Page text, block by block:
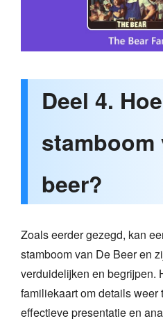
Deel 4.
stamboom
beer?
Zoals eerder gezegd, kan
stamboom van De Beer en
verduidelijken en begrijpen.
familiekaart om details weer
effectieve presentatie en